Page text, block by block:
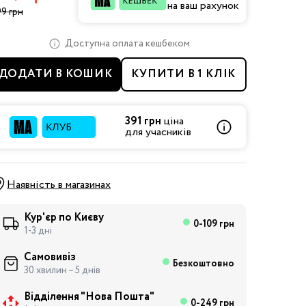
грн на ваш рахунок
Доступна оплата кешбеком
В КОШИК КУПИТИ В 1 КЛІК
391 грн ціна
для учасників
Наявність в магазинах
Кур'єр по Києву
1-3 дні 0-109 грн
Самовивіз
30 хвилин – 5 днів Безкоштовно
Відділення "Нова Пошта" 0-249 грн